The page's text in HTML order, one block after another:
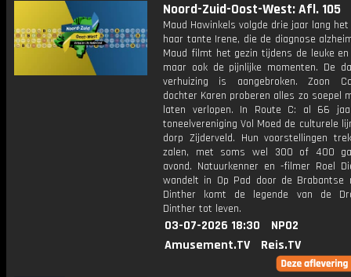
Noord-Zuid-Oost-West: Afl. 105
Maud Hawinkels volgde drie jaar lang
haar tante Irene, die de diagnose
Maud filmt het gezin tijdens de leuke en
maar ook de pijnlijke momenten. De
verhuizing is aangebroken. Zoon
dochter Karen proberen alles zo soepel
laten verlopen. In Route C: al 66
toneelvereniging Vol Moed de culturele
dorp Zijderveld. Hun voorstellingen
zalen, met soms wel 300 of 400
avond. Natuurkenner en -filmer Roel
wandelt in Op Pad door de Brabantse
Dinther komt de legende van de
Dinther tot leven.
03-07-2026 18:30
NPO2
Amusement.TV
Reis.TV